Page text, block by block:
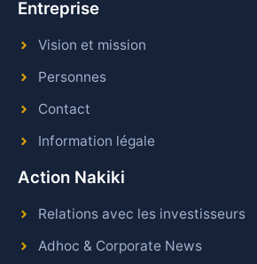
Entreprise
Vision et mission
Personnes
Contact
Information légale
Action Nakiki
Relations avec les investisseurs
Adhoc & Corporate News